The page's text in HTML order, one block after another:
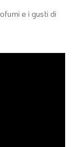
e i gusti di